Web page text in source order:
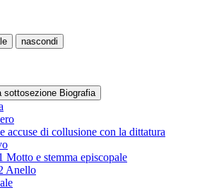
nascondi
Biografia
accuse di collusione con la dittatura
Motto e stemma episcopale
Anello